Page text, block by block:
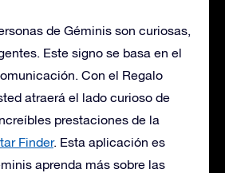
de Géminis son curiosas,
Este signo se basa en el
Con el Regalo
atraerá el lado curioso de
prestaciones de la
Finder. Esta aplicación es
aprenda más sobre las